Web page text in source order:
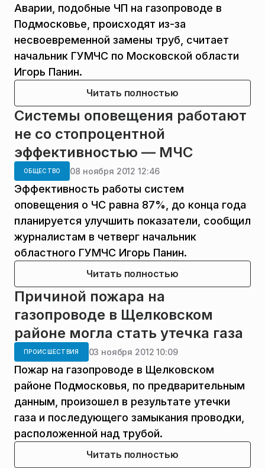
Аварии, подобные ЧП на газопроводе в
Подмосковье, происходят из-за
несвоевременной замены труб, считает
начальник ГУМЧС по Московской области
Игорь Панин.
Читать полностью
Системы оповещения работают
не со стопроцентной
эффективностью — МЧС
ОБЩЕСТВО 08 ноября 2012 12:46
Эффективность работы систем
оповещения о ЧС равна 87%, до конца года
планируется улучшить показатели, сообщил
журналистам в четверг начальник
областного ГУМЧС Игорь Панин.
Читать полностью
Причиной пожара на
газопроводе в Щелковском
районе могла стать утечка газа
ПРОИСШЕСТВИЯ 03 ноября 2012 10:09
Пожар на газопроводе в Щелковском
районе Подмосковья, по предварительным
данным, произошел в результате утечки
газа и последующего замыкания проводки,
расположенной над трубой.
Читать полностью